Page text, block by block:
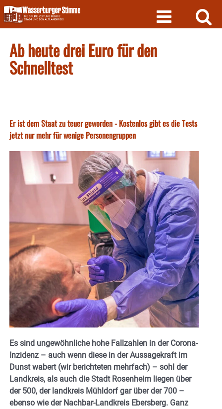
Skip
to
content
Ab heute drei Euro für den
Schnelltest
Er ist dem Staat zu teuer geworden - Kostenlos gibt es die Tests
jetzt nur mehr für wenige Personengruppen
Es sind ungewöhnliche hohe Fallzahlen in der Corona-
Inzidenz – auch wenn diese in der Aussagekraft im
Dunst wabert (wir berichteten mehrfach) – sohl der
Landkreis, als auch die Stadt Rosenheim liegen über
der 500, der landkreis Mühldorf gar über der 700 –
ebenso wie der Nachbar-Landkreis Ebersberg. Ganz